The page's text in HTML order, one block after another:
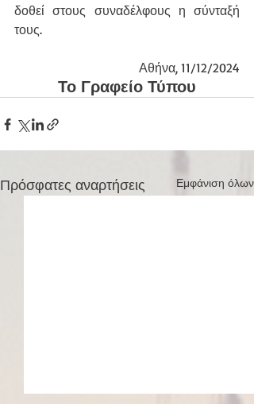
δοθεί στους συναδέλφους η σύνταξή
τους.
Αθήνα, 11/12/2024
Το Γραφείο Τύπου
Πρόσφατες αναρτήσεις Εμφάνιση όλων